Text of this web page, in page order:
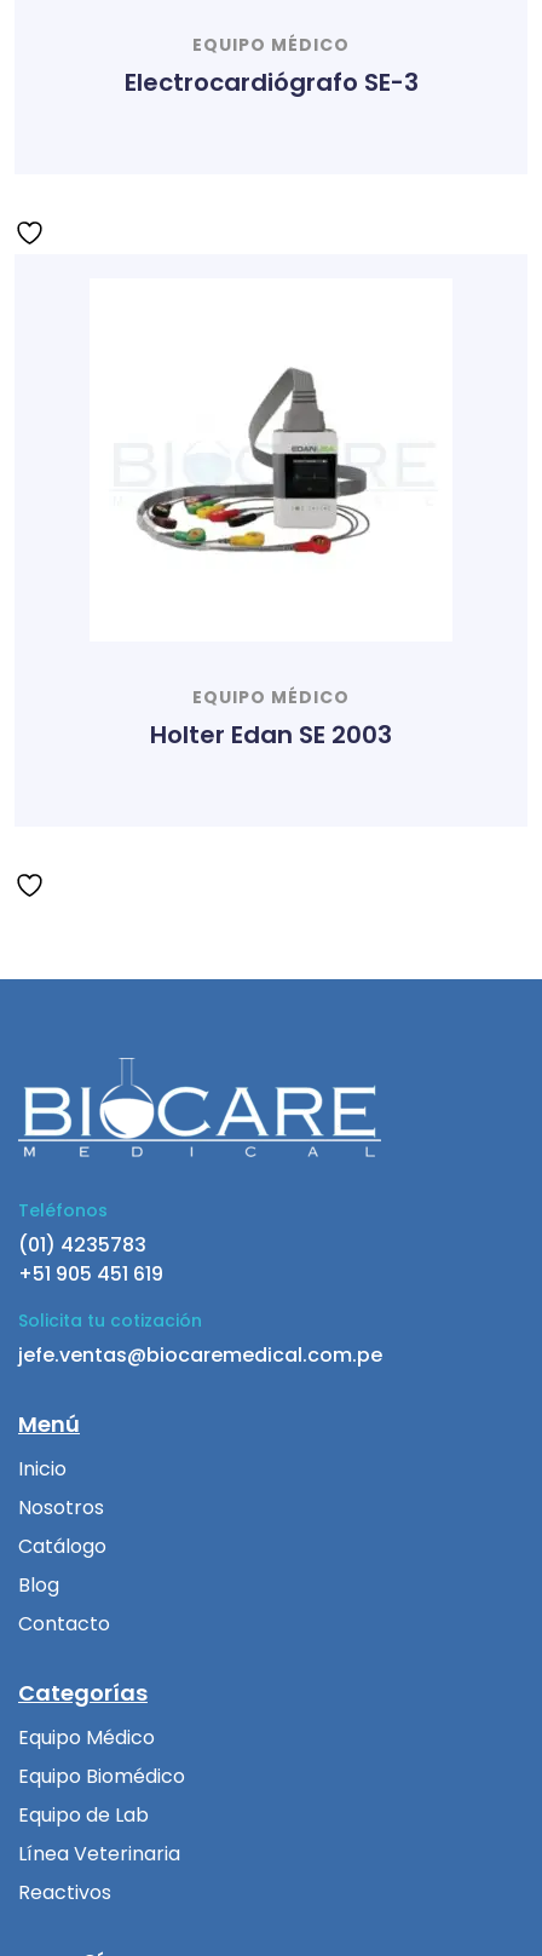
EQUIPO MÉDICO
Electrocardiógrafo SE-3
EQUIPO MÉDICO
Holter Edan SE 2003
Teléfonos
(01) 4235783
+51 905 451 619
Solicita tu cotización
jefe.ventas@biocaremedical.com.pe
Menú
Inicio
Nosotros
Catálogo
Blog
Contacto
Categorías
Equipo Médico
Equipo Biomédico
Equipo de Lab
Línea Veterinaria
Reactivos